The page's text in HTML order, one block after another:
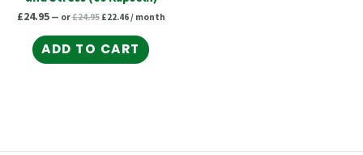
£24.95 — or£24.95 £22.46 / month
ADD TO CART